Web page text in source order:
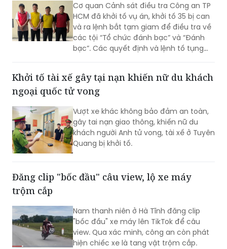
Cơ quan Cảnh sát điều tra Công an TP
HCM đã khởi tố vụ án, khởi tố 35 bị can
và ra lệnh bắt tạm giam để điều tra về
các tội “Tổ chức đánh bạc” và “Đánh
bạc”. Các quyết định và lệnh tố tụng
Khởi tố tài xế gây tại nạn khiến nữ du khách
ngoại quốc tử vong
Vượt xe khác không bảo đảm an toàn,
gây tai nạn giao thông, khiến nữ du
khách người Anh tử vong, tài xế ở Tuyên
Quang bị khởi tố.
Đăng clip "bốc đầu" câu view, lộ xe máy
trộm cắp
Nam thanh niên ở Hà Tĩnh đăng clip
"bốc đầu" xe máy lên TikTok để câu
view. Qua xác minh, công an còn phát
hiện chiếc xe là tang vật trộm cắp.​